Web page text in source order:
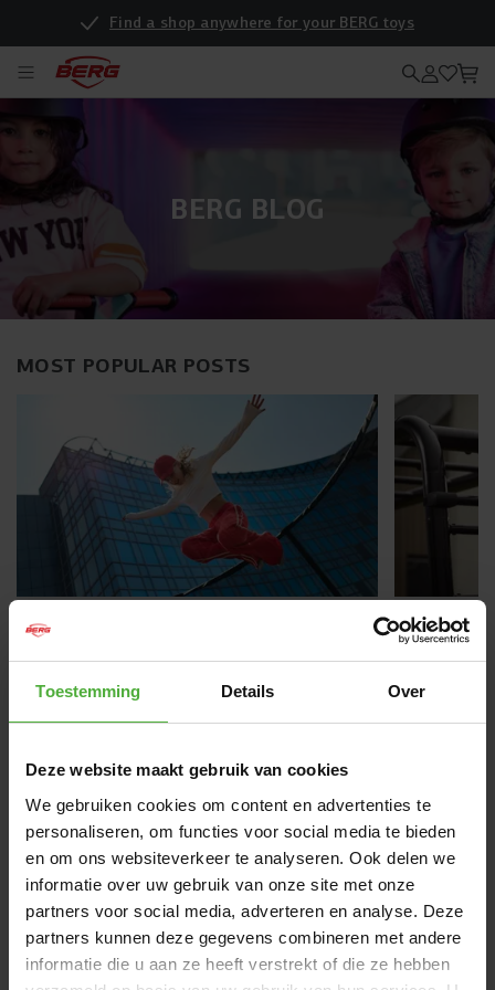
Toestemming Details Over
Deze website maakt gebruik van cookies
We gebruiken cookies om content en advertenties te
personaliseren, om functies voor social media te bieden
en om ons websiteverkeer te analyseren. Ook delen we
informatie over uw gebruik van onze site met onze
partners voor social media, adverteren en analyse. Deze
partners kunnen deze gegevens combineren met andere
informatie die u aan ze heeft verstrekt of die ze hebben
Find a shop anywhere for your BERG toys
BERG BLOG
MOST POPULAR POSTS
NOVEMBER 14, 2024
HOW DO I CHOOSE A
TRAMPOLINE THAT SUITS ME?
Choosing the right trampoline can be a
range of options available. But how do
and preferences? And what should you
consider? In this blog, we’ll help you find
the perfect trampoline for you and your
family. We’ll cover different criteria to
think about, such as various trampoline
heights, sizes, shapes, and our different
trampoline lines like the Favorit,
Champion, and Elite.
HOW
The
to
comfort
VIEW ALL POSTS